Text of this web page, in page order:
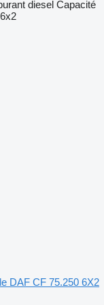
diesel Capacité
6x2
DAF CF 75.250 6X2